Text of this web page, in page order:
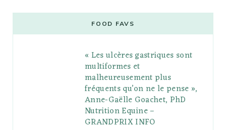
b
t
g
l
e
P
l
s
t
a
g
r
a
m
e
r
e
s
o
l
r
FOOD FAVS
« Les ulcères gastriques sont
multiformes et
malheureusement plus
fréquents qu’on ne le pense »,
Anne-Gaëlle Goachet, PhD
Nutrition Equine –
GRANDPRIX INFO